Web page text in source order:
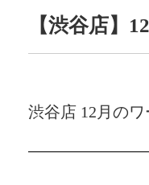
【渋谷店】
渋谷店 12月の